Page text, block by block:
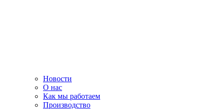
Новости
О нас
Как мы работаем
Производство